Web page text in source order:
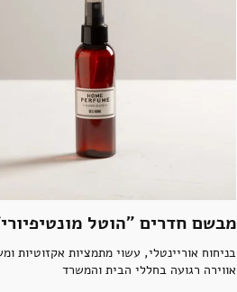
מבשם חדרים "הוטל
בניחוח אוריינטלי, עשוי מתמציות אקזוטיות
אווירה רגועה בחללי הבית והמשרד